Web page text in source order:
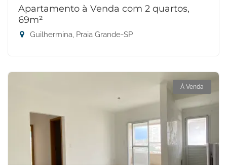
Apartamento à Venda com 2 quartos,
69m²
Guilhermina, Praia Grande-SP
À Venda